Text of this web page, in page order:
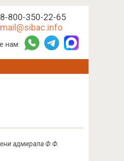
8-800-350-22-65
mail@sibac.info
нам:
адмирала Ф.Ф.